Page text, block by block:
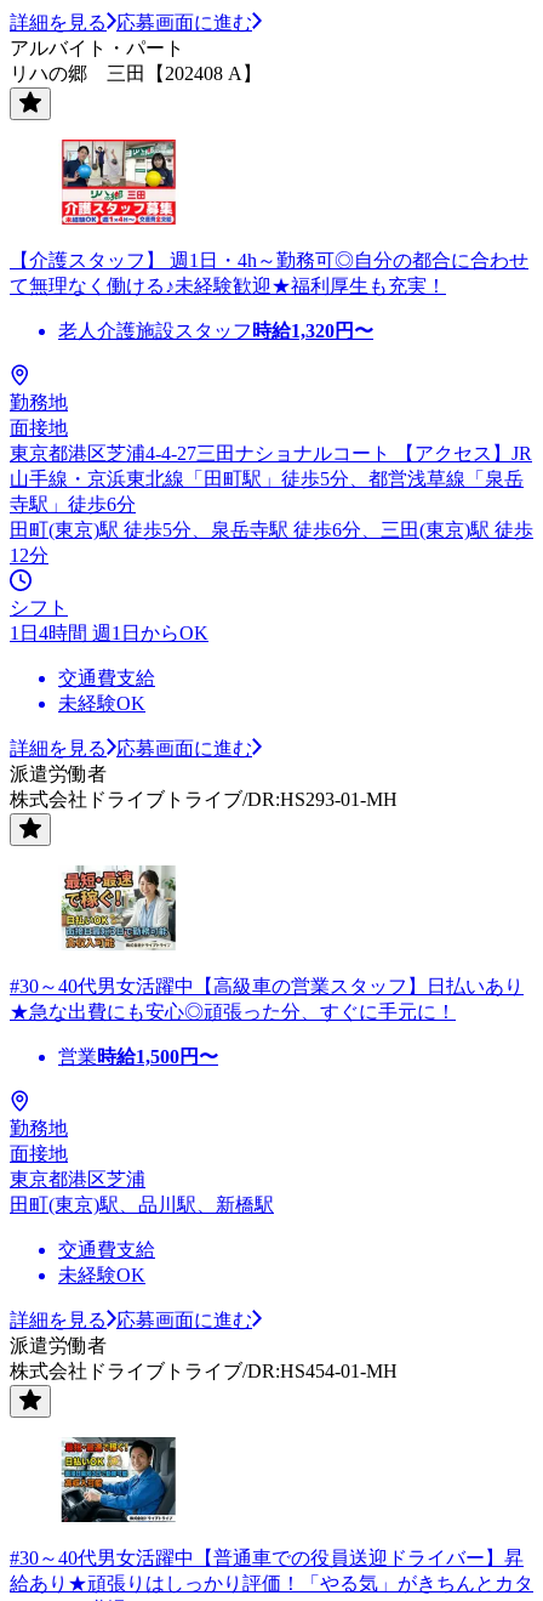
詳細を見る
応募画面に進む
アルバイト・パート
リハの郷 三田【202408 A】
【介護スタッフ】 週1日・4h～勤務可◎自分の都合に合わせ
て無理なく働ける♪未経験歓迎★福利厚生も充実！
老人介護施設スタッフ 時給1,320円〜
勤務地
面接地
東京都港区芝浦4-4-27三田ナショナルコート 【アクセス】JR
山手線・京浜東北線「田町駅」徒歩5分、都営浅草線「泉岳
寺駅」徒歩6分
田町(東京)駅 徒歩5分、泉岳寺駅 徒歩6分、三田(東京)駅 徒歩
12分
シフト
1日4時間 週1日からOK
交通費支給
未経験OK
詳細を見る
応募画面に進む
派遣労働者
株式会社ドライブトライブ/DR:HS293-01-MH
#30～40代男女活躍中【高級車の営業スタッフ】日払いあり
★急な出費にも安心◎頑張った分、すぐに手元に！
営業時給1,500円〜
勤務地
面接地
東京都港区芝浦
田町(東京)駅、品川駅、新橋駅
交通費支給
未経験OK
詳細を見る
応募画面に進む
派遣労働者
株式会社ドライブトライブ/DR:HS454-01-MH
#30～40代男女活躍中【普通車での役員送迎ドライバー】昇
給あり★頑張りはしっかり評価！「やる気」がきちんとカタ